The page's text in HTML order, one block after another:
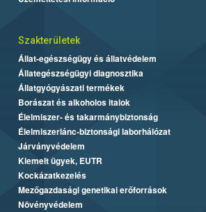
Szakterületek
Állat-egészségügy és állatvédelem
Állategészségügyi diagnosztika
Állatgyógyászati termékek
Borászat és alkoholos italok
Élelmiszer- és takarmánybiztonság
Élelmiszerlánc-biztonsági laborhálózat
Járványvédelem
Kiemelt ügyek, EUTR
Kockázatkezelés
Mezőgazdasági genetikai erőforrások
Növényvédelem